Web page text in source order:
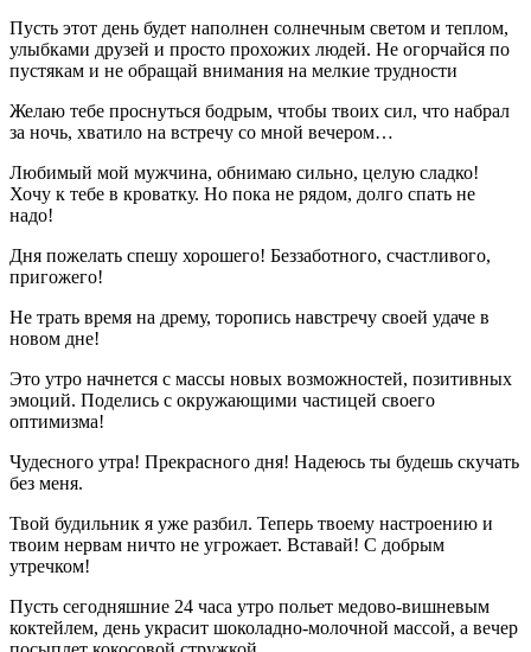
Пусть этот день будет наполнен солнечным светом и теплом,
улыбками друзей и просто прохожих людей. Не огорчайся по
пустякам и не обращай внимания на мелкие трудности
Желаю тебе проснуться бодрым, чтобы твоих сил, что набрал
за ночь, хватило на встречу со мной вечером…
Любимый мой мужчина, обнимаю сильно, целую сладко!
Хочу к тебе в кроватку. Но пока не рядом, долго спать не
надо!
Дня пожелать спешу хорошего! Беззаботного, счастливого,
пригожего!
Не трать время на дрему, торопись навстречу своей удаче в
новом дне!
Это утро начнется с массы новых возможностей, позитивных
эмоций. Поделись с окружающими частицей своего
оптимизма!
Чудесного утра! Прекрасного дня! Надеюсь ты будешь скучать
без меня.
Твой будильник я уже разбил. Теперь твоему настроению и
твоим нервам ничто не угрожает. Вставай! С добрым
утречком!
Пусть сегодняшние 24 часа утро польет медово-вишневым
коктейлем, день украсит шоколадно-молочной массой, а вечер